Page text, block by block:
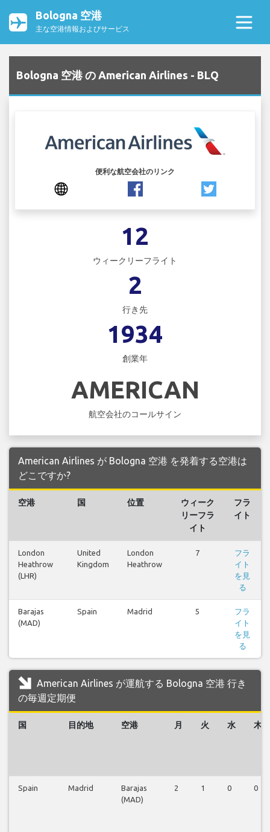
Bologna 空港
主な空港情報およびサービス
Bologna 空港 の American Airlines - BLQ
便利な航空会社のリンク
12
ウィークリーフライト
2
行き先
1934
創業年
AMERICAN
航空会社のコールサイン
American Airlines が Bologna 空港 を発着する空港は
どこですか?
空港 国 位置
ウィーク
リーフラ
イト
フラ
イト
London
Heathrow
(LHR)
United
Kingdom
London
Heathrow
7
フラ
イト
を見
る
Barajas
(MAD)
Spain Madrid 5
フラ
イト
を見
る
American Airlines が運航する Bologna 空港 行き
の毎週定期便
国 目的地 空港 月 火 水 木
Spain Madrid
Barajas
(MAD)
2 1 0 0